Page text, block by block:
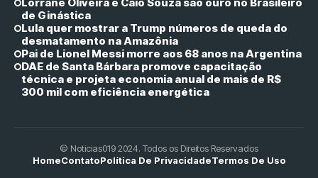
de Ginástica
Lula quer mostrar a Trump números de queda do
desmatamento na Amazônia
Pai de Lionel Messi morre aos 68 anos na Argentina
DAE de Santa Bárbara promove capacitação
técnica e projeta economia anual de mais de R$
300 mil com eficiência energética
© Noticias019 2024. Todos os Direitos Reservados
HomeContatoPolítica De PrivacidadeTermos De Uso